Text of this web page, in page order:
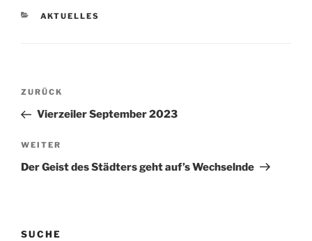
KATEGORIEN
AKTUELLES
Beitragsnavigation
Vorheriger
Beitrag
ZURÜCK
Vierzeiler September 2023
Nächster
Beitrag
WEITER
Der Geist des Städters geht auf’s Wechselnde
SUCHE